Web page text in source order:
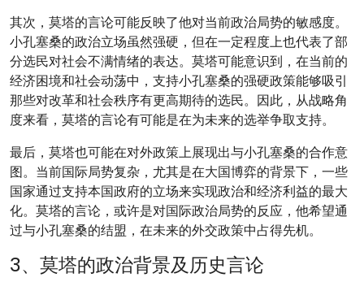
其次，莫塔的言论可能反映了他对当前政治局势的敏感度。
小孔塞桑的政治立场虽然强硬，但在一定程度上也代表了部
分选民对社会不满情绪的表达。莫塔可能意识到，在当前的
经济困境和社会动荡中，支持小孔塞桑的强硬政策能够吸引
那些对改革和社会秩序有更高期待的选民。因此，从战略角
度来看，莫塔的言论有可能是在为未来的选举争取支持。
最后，莫塔也可能在对外政策上展现出与小孔塞桑的合作意
图。当前国际局势复杂，尤其是在大国博弈的背景下，一些
国家通过支持本国政府的立场来实现政治和经济利益的最大
化。莫塔的言论，或许是对国际政治局势的反应，他希望通
过与小孔塞桑的结盟，在未来的外交政策中占得先机。
3、莫塔的政治背景及历史言论